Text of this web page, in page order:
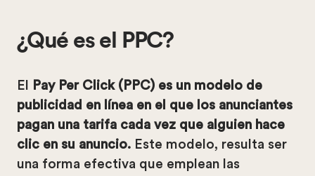
¿Qué es el PPC?
El
Pay Per Click (PPC) es un modelo de
publicidad en línea en el que los anunciantes
pagan una tarifa cada vez que alguien hace
clic en su anuncio. Este modelo, resulta ser
una forma efectiva que emplean las